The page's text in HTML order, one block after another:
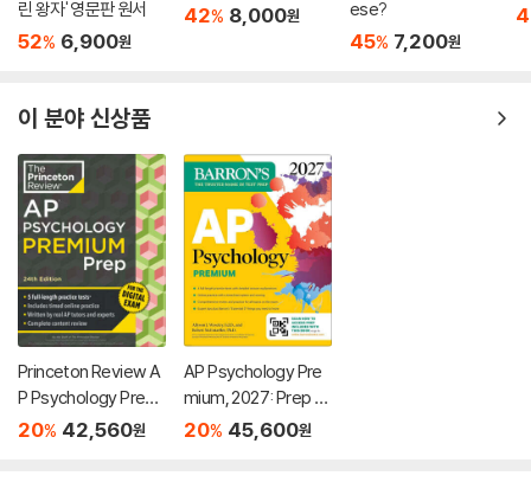
린 왕자' 영문판 원서
52% 6,900원
42% 8,000원
ese?
45% 7,200원
이 분야 신상품
Princeton Review A
P Psychology Premi
um Prep, 24th Editio
20% 42,560원
AP Psychology Pre
mium, 2027: Prep B
ook with 4 Practice
20% 45,600원